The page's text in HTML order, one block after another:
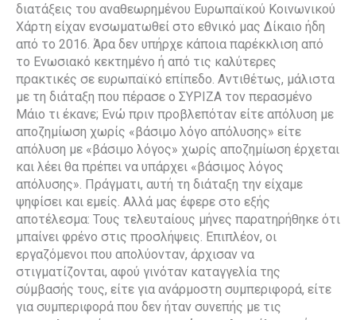
διατάξεις του αναθεωρημένου Ευρωπαϊκού Κοινωνικού
Χάρτη είχαν ενσωματωθεί στο εθνικό μας Δίκαιο ήδη
από το 2016. Άρα δεν υπήρχε κάποια παρέκκλιση από
το Ενωσιακό κεκτημένο ή από τις καλύτερες
πρακτικές σε ευρωπαϊκό επίπεδο. Αντιθέτως, μάλιστα
με τη διάταξη που πέρασε ο ΣΥΡΙΖΑ τον περασμένο
Μάιο τι έκανε; Ενώ πριν προβλεπόταν είτε απόλυση με
αποζημίωση χωρίς «βάσιμο λόγο απόλυσης» είτε
απόλυση με «βάσιμο λόγος» χωρίς αποζημίωση έρχεται
και λέει θα πρέπει να υπάρχει «βάσιμος λόγος
απόλυσης». Πράγματι, αυτή τη διάταξη την είχαμε
ψηφίσει και εμείς. Αλλά μας έφερε στο εξής
αποτέλεσμα: Τους τελευταίους μήνες παρατηρήθηκε ότι
μπαίνει φρένο στις προσλήψεις. Επιπλέον, οι
εργαζόμενοι που απολύονταν, άρχισαν να
στιγματίζονται, αφού γινόταν καταγγελία της
σύμβασής τους, είτε για ανάρμοστη συμπεριφορά, είτε
για συμπεριφορά που δεν ήταν συνεπής με τις